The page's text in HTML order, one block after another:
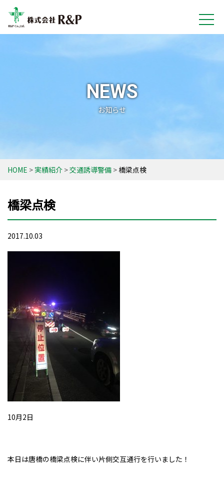
NEWS
お知らせ
HOME 実績紹介 交通誘導警備 橋梁点検
橋梁点検
2017.10.03
10月2日
本日は唐橋の橋梁点検に伴い片側交互通行を行いました！